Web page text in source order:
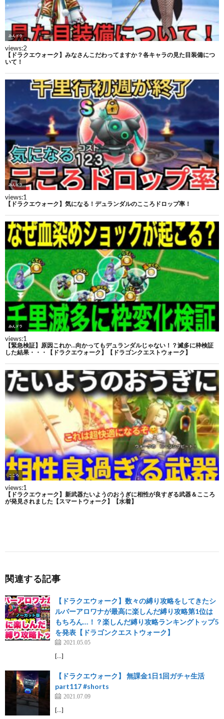
関連する記事
【ドラクエウォーク】数々の縛り攻略をしてきたシ
ルバーアロワナが最高に楽しんだ縛り攻略第1位は
もちろん…！？楽しんだ縛り攻略ランキングトップ5
を発表【ドラゴンクエストウォーク】
2021.05.05
[…]
【ドラクエウォーク】 無課金1日1回ガチャ生活
part117 #shorts
2021.07.09
[…]